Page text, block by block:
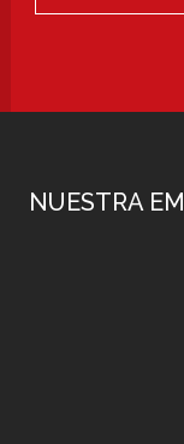
NUESTRA